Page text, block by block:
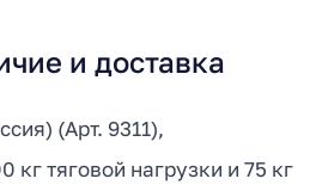
и доставка
(Арт. 9311),
кг тяговой нагрузки и 75 кг